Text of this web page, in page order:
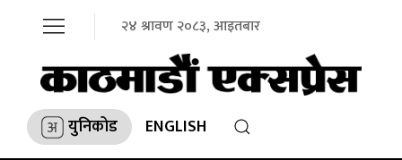
२४ श्रावण २०८३, आइतबार
युनिकोड ENGLISH